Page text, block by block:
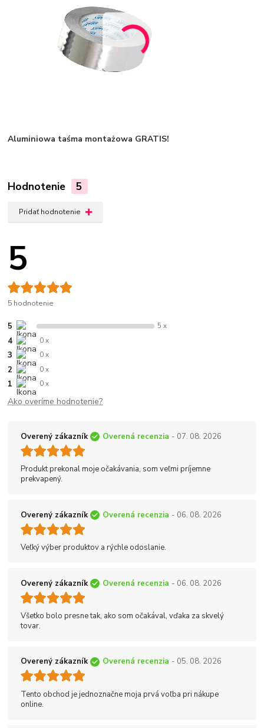
Aluminiowa taśma montażowa GRATIS!
Hodnotenie 5
Pridať hodnotenie
5
5 hodnotenie
5 5 x
4 0 x
3 0 x
2 0 x
1 0 x
Ako overíme hodnotenie?
Overený zákazník Overená recenzia - 07. 08. 2026
Produkt prekonal moje očakávania, som veľmi príjemne
prekvapený.
Overený zákazník Overená recenzia - 06. 08. 2026
Veľký výber produktov a rýchle odoslanie.
Overený zákazník Overená recenzia - 06. 08. 2026
Všetko bolo presne tak, ako som očakával, vďaka za skvelý
tovar.
Overený zákazník Overená recenzia - 05. 08. 2026
Tento obchod je jednoznačne moja prvá voľba pri nákupe
online.